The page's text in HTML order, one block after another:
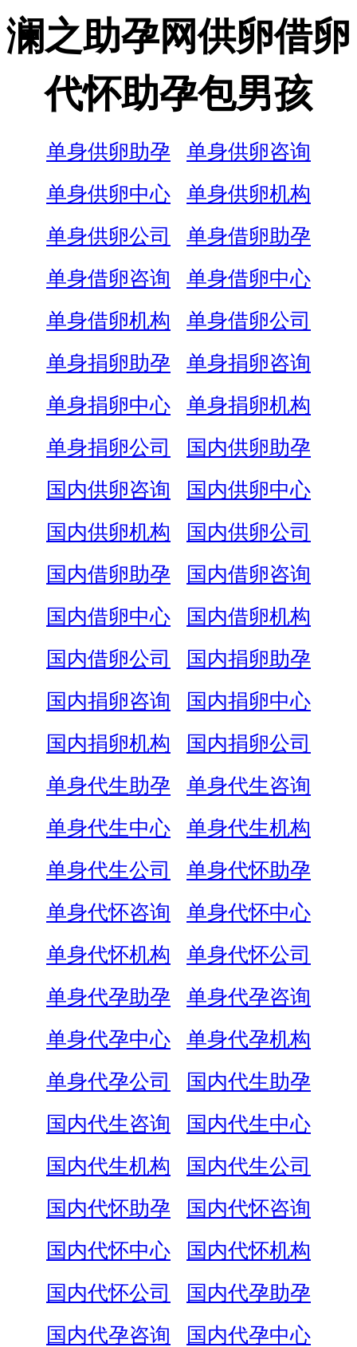
澜之助孕网供卵借卵
代怀助孕包男孩
单身供卵助孕
单身供卵咨询
单身供卵中心
单身供卵机构
单身供卵公司
单身借卵助孕
单身借卵咨询
单身借卵中心
单身借卵机构
单身借卵公司
单身捐卵助孕
单身捐卵咨询
单身捐卵中心
单身捐卵机构
单身捐卵公司
国内供卵助孕
国内供卵咨询
国内供卵中心
国内供卵机构
国内供卵公司
国内借卵助孕
国内借卵咨询
国内借卵中心
国内借卵机构
国内借卵公司
国内捐卵助孕
国内捐卵咨询
国内捐卵中心
国内捐卵机构
国内捐卵公司
单身代生助孕
单身代生咨询
单身代生中心
单身代生机构
单身代生公司
单身代怀助孕
单身代怀咨询
单身代怀中心
单身代怀机构
单身代怀公司
单身代孕助孕
单身代孕咨询
单身代孕中心
单身代孕机构
单身代孕公司
国内代生助孕
国内代生咨询
国内代生中心
国内代生机构
国内代生公司
国内代怀助孕
国内代怀咨询
国内代怀中心
国内代怀机构
国内代怀公司
国内代孕助孕
国内代孕咨询
国内代孕中心